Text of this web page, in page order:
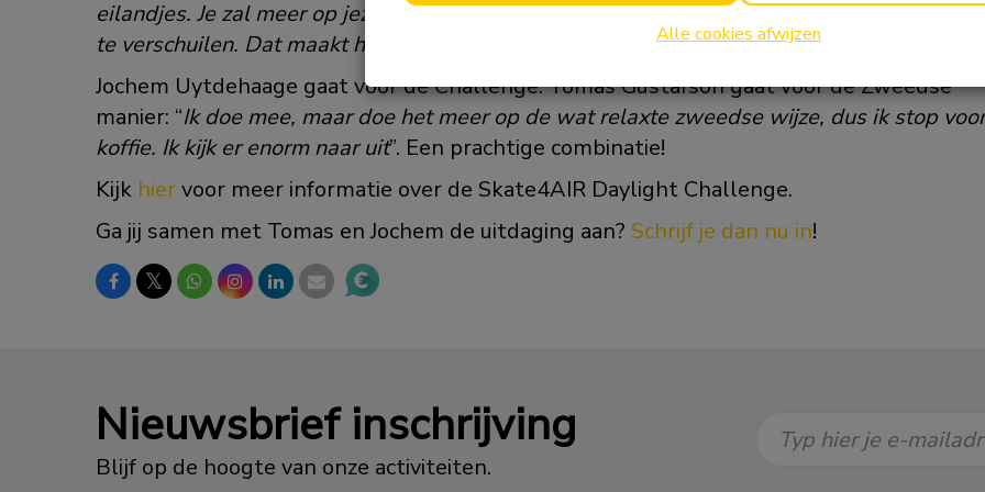
eilandjes. Je zal meer op jezelf aangewezen zijn want er zijn minder schaatsers om je
te verschuilen. Dat maakt het een bijzonder avontuur
Jochem Uytdehaage gaat voor de Challenge. Tomas Gustafson gaat voor de Zweedse
manier: “Ik doe mee, maar doe het meer op de wat relaxte zweedse wijze, dus ik stop voor
koffie. Ik kijk er enorm naar uit”. Een prachtige combinatie!
Kijk hiervoor meer informatie over de Skate4AIR Daylight Challenge.
Ga jij samen met Tomas en Jochem de uitdaging aan? Schrijf je dan nu in!
𝕏
Nieuwsbrief inschrijving
Blijf op de hoogte van onze activiteiten.
Typ hier je e-
Alle cookies afwijzen